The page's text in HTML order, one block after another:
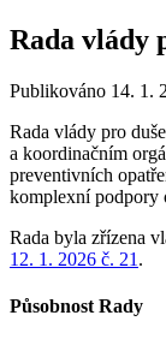
Rada vlády
Publikováno 14. 1.
Rada vlády pro
a koordinačním
preventivních
komplexní podpory
Rada byla zřízena
12. 1. 2026 č. 21 .
Působnost Rady